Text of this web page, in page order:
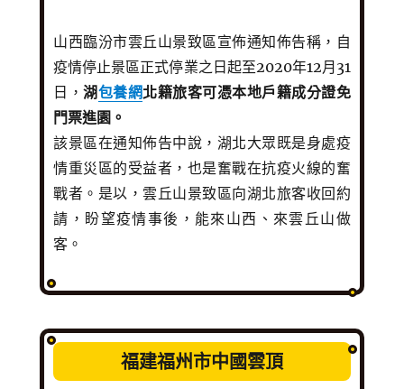
山西臨汾市雲丘山景致區宣佈通知佈告稱，自
疫情停止景區正式停業之日起至2020年12月31
日，湖包養網北籍旅客可憑本地戶籍成分證免
門票進園。
該景區在通知佈告中說，湖北大眾既是身處疫
情重災區的受益者，也是奮戰在抗疫火線的奮
戰者。是以，雲丘山景致區向湖北旅客收回約
請，盼望疫情事後，能來山西、來雲丘山做
客。
福建福州市中國雲頂